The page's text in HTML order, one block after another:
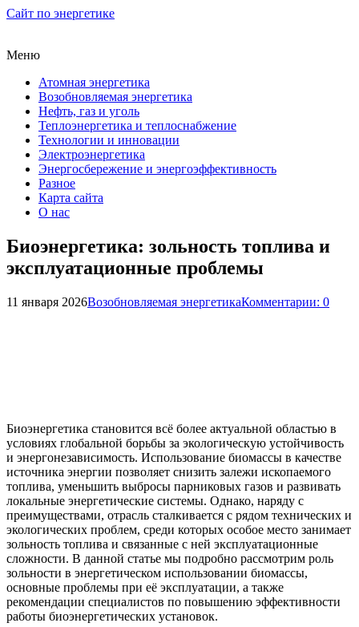
Сайт по энергетике
Меню
Атомная энергетика
Возобновляемая энергетика
Нефть, газ и уголь
Теплоэнергетика и теплоснабжение
Технологии и инновации
Электроэнергетика
Энергосбережение и энергоэффективность
Разное
Карта сайта
О нас
Биоэнергетика: зольность топлива и
эксплуатационные проблемы
11 января 2026Возобновляемая энергетикаКомментарии: 0
Биоэнергетика становится всё более актуальной областью в
условиях глобальной борьбы за экологическую устойчивость
и энергонезависимость. Использование биомассы в качестве
источника энергии позволяет снизить залежи ископаемого
топлива, уменьшить выбросы парниковых газов и развивать
локальные энергетические системы. Однако, наряду с
преимуществами, отрасль сталкивается с рядом технических и
экологических проблем, среди которых особое место занимает
зольность топлива и связанные с ней эксплуатационные
сложности. В данной статье мы подробно рассмотрим роль
зольности в энергетическом использовании биомассы,
основные проблемы при её эксплуатации, а также
рекомендации специалистов по повышению эффективности
работы биоэнергетических установок.